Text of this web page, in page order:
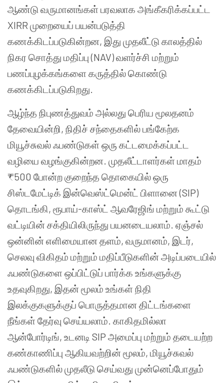
ஆண்டு வருமானங்கள் பரவலாக அங்கீகரிக்கப்பட்ட
XIRR முறையைப் பயன்படுத்தி
கணக்கிடப்படுகின்றன, இது முதலீட்டு காலத்தில்
நிகர சொத்து மதிப்பு (NAV) வளர்ச்சி மற்றும்
பணப்புழக்கங்களை கருத்தில் கொண்டு
கணக்கிடப்படுகிறது.
ஆழ்ந்த நிபுணத்துவம் அல்லது பெரிய மூலதனம்
தேவையின்றி, நிதிச் சந்தைகளில் பங்கேற்க
மியூச்சுவல் ஃபண்டுகள் ஒரு கட்டமைக்கப்பட்ட
வழியை வழங்குகின்றன. முதலீட்டாளர்கள் மாதம்
₹500 போன்ற குறைந்த தொகையில் ஒரு
சிஸ்டமேட்டிக் இன்வெஸ்ட்மென்ட் பிளானை (SIP)
தொடங்கி, ரூபாய்-காஸ்ட் ஆவரேஜிங் மற்றும் கூட்டு
வட்டியின் சக்தியிலிருந்து பயனடையலாம். ஏஞ்சல்
ஒன்னின் எளிமையான தளம், வருமானம், இடர்,
செலவு விகிதம் மற்றும் மதிப்பீடுகளின் அடிப்படையில்
ஃபண்டுகளை ஒப்பிட்டுப் பார்க்க உங்களுக்கு
உதவுகிறது, இதன் மூலம் உங்கள் நிதி
இலக்குகளுக்குப் பொருத்தமான திட்டங்களை
நீங்கள் தேர்வு செய்யலாம். காகிதமில்லா
ஆன்போர்டிங், உடனடி SIP அமைப்பு மற்றும் தடையற்ற
கண்காணிப்பு ஆகியவற்றின் மூலம், மியூச்சுவல்
ஃபண்டுகளில் முதலீடு செய்வது முன்னெப்போதும்